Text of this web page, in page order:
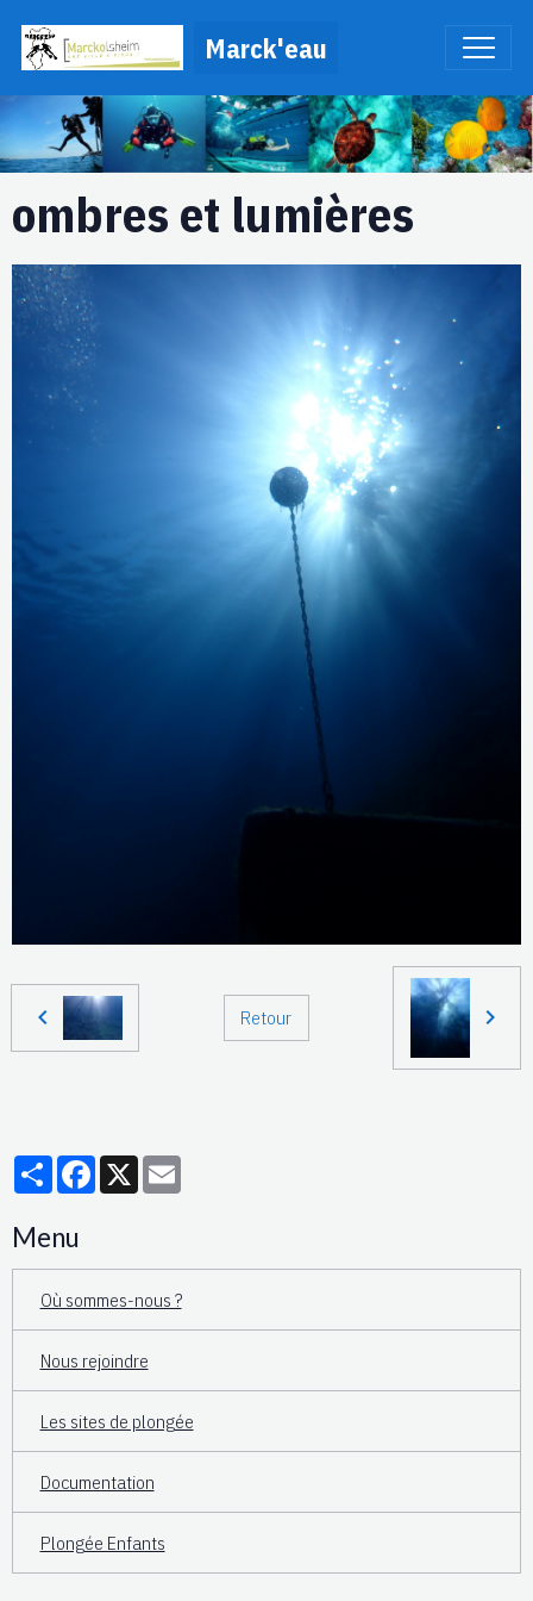
Marck'eau
ombres et lumières
Retour
PartagerFacebook
X
Menu
Où sommes-nous ?
Nous rejoindre
Les sites de plongée
Documentation
Plongée Enfants